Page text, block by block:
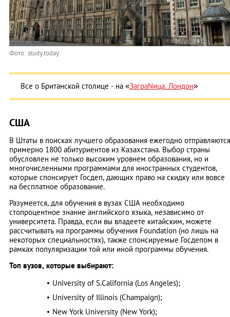
Фото: study.today
Все о Британской столице - на «ЗаграNица. Лондон»
США
В Штаты в поисках лучшего образования ежегодно отправляются
примерно 1800 абитуриентов из Казахстана. Выбор страны
обусловлен не только высоким уровнем образования, но и
многочисленными программами для иностранных студентов,
которые спонсирует Госдеп, дающих право на скидку или вовсе
на бесплатное образование.
Разумеется, для обучения в вузах США необходимо
стопроцентное знание английского языка, независимо от
университета. Правда, если вы владеете китайским, можете
рассчитывать на программы обучения Foundation (но лишь на
некоторых специальностях), также спонсируемые Госдепом в
рамках популяризации той или иной программы обучения.
Топ вузов, которые выбирают:
University of S.California (Los Angeles);
University of Illinois (Champaign);
New York University (New York);